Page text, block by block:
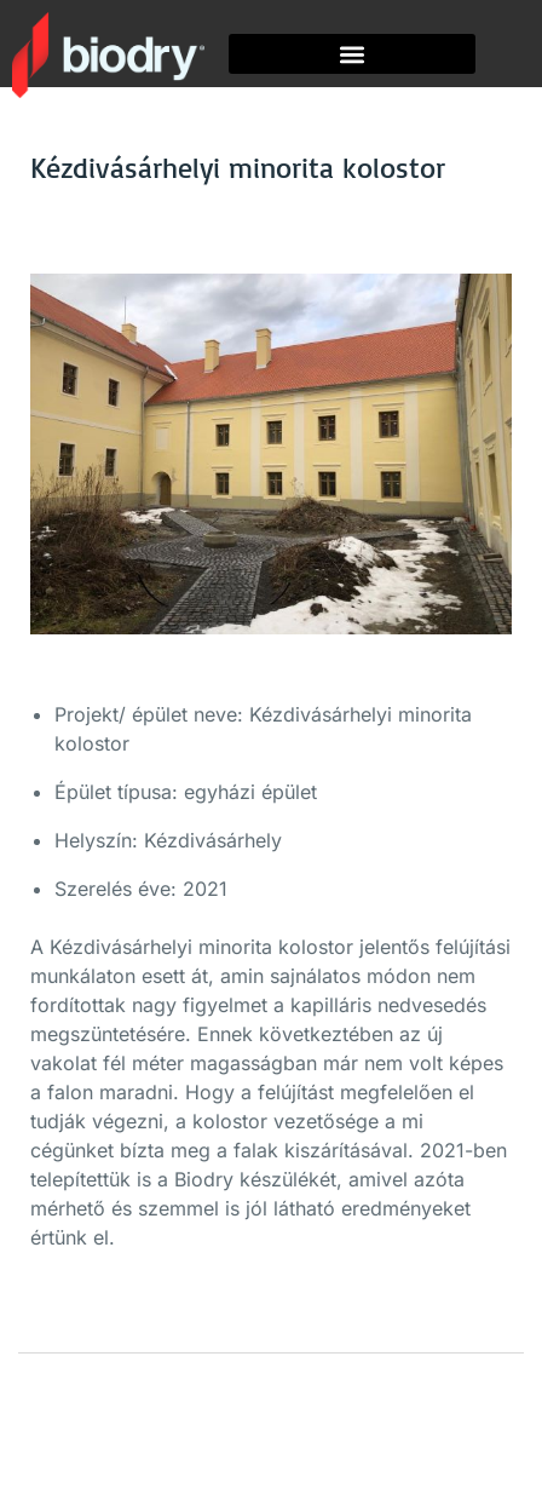
Kézdivásárhelyi minorita kolostor
Projekt/ épület neve: Kézdivásárhelyi minorita
kolostor
Épület típusa: egyházi épület
Helyszín: Kézdivásárhely
Szerelés éve: 2021
A Kézdivásárhelyi minorita kolostor jelentős felújítási
munkálaton esett át, amin sajnálatos módon nem
fordítottak nagy figyelmet a kapilláris nedvesedés
megszüntetésére. Ennek következtében az új
vakolat fél méter magasságban már nem volt képes
a falon maradni. Hogy a felújítást megfelelően el
tudják végezni, a kolostor vezetősége a mi
cégünket bízta meg a falak kiszárításával. 2021-ben
telepítettük is a Biodry készülékét, amivel azóta
mérhető és szemmel is jól látható eredményeket
értünk el.